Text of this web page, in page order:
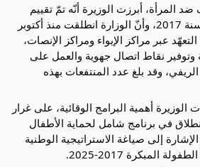
المرأة، أبرزت الوزيرة أنّه تمّ تقييم
تطبيق القانون عدد 58 لسنة 2017، وأنّ الوزارة انطلقت منذ أكتوبر
التعهّد عبر مراكز الإيواء ومراكز الإنصات،
وتوفير نقاط اتصال جهوية والعمل على
وقد بلغ عدد المنتفعات بهذه
أهمية البرامج الوقائية، على غرار
في برنامج شامل لحماية الأطفال
إلى صياغة الاستراتيجية الوطنية
المبكرة 2017-2025.